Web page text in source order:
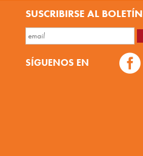
SUSCRIBIRSE AL BOLETÍN
SÍGUENOS EN